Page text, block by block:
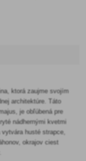
ktorá zaujme svojím
architektúre. Táto
je obľúbená pre
nádhernými kvetmi
husté strapce,
okrajov ciest